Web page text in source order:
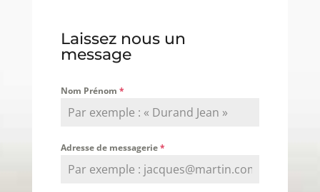
Laissez nous un
message
Nom Prénom *
Adresse de messagerie*